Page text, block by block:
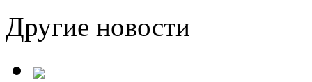
Другие новости